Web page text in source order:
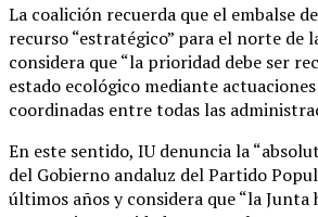
La coalición recuerda que el embalse
recurso “estratégico” para el norte de
considera que “la prioridad debe ser
estado ecológico mediante
coordinadas entre todas las
En este sentido, IU denuncia la
del Gobierno andaluz del Partido
últimos años y considera que “la Junta